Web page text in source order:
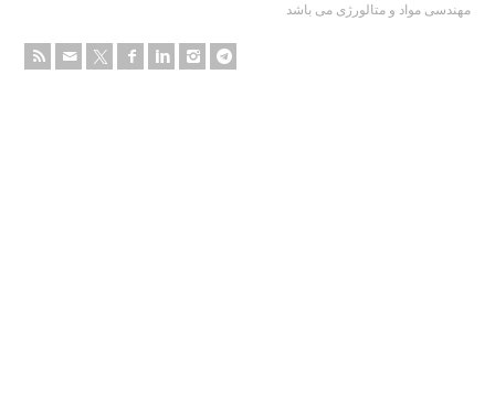
مواد و متالورژی می باشد